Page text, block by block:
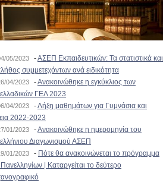
05/2023 -ΑΣΕΠ Εκπαιδευτικών: Τα στατιστικά και
συμμετεχόντων ανά ειδικότητα
04/2023 -Ανακοινώθηκε η εγκύκλιος των
ΓΕΛ 2023
04/2023 -Λήξη μαθημάτων για Γυμνάσια και
2022-2023
01/2023 -Ανακοινώθηκε η ημερομηνία του
Διαγωνισμού ΑΣΕΠ
01/2023 - Πότε θα ανακοινώνεται το πρόγραμμα
| Καταργείται το δεύτερο